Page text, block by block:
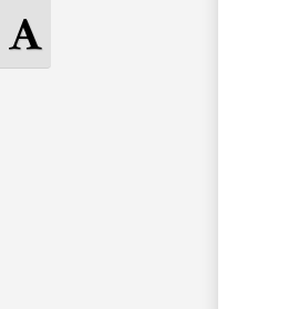
Grayscale
Toggle
Font